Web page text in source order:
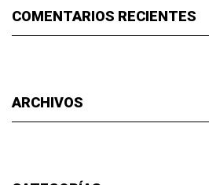
COMENTARIOS RECIENTES
ARCHIVOS